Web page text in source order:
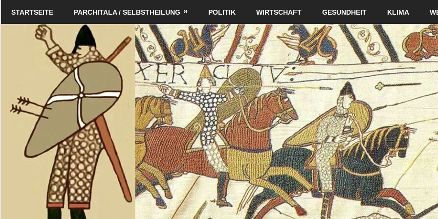
Schildverlag
STARTSEITE PARCHITALA / SELBSTHEILUNG POLITIK WIRTSCHAFT GESUNDHEIT KLIMA